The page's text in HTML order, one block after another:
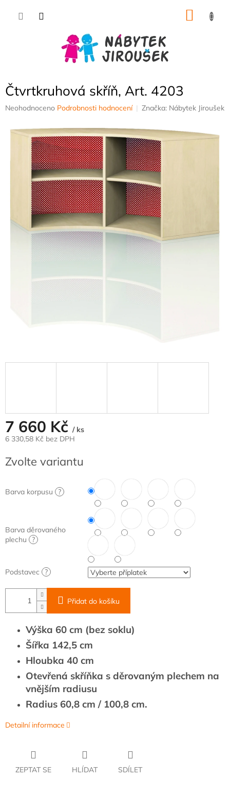
Čtvrtkruhová skříň, Art. 4203
Průměrné
produktu
hvězdiček.
Neohodnoceno Podrobnosti hodnocení Značka: Nábytek Jiroušek
7 660 Kč / ks
6 330,58 Kč bez DPH
cena:
Zvolte variantu
Barva korpusu ?
Barva děrovaného
plechu
?
Podstavec ?
Přidat do košíku
Výška 60 cm (bez soklu)
Šířka 142,5 cm
Hloubka 40 cm
Otevřená skříňka s děrovaným plechem na
vnějším radiusu
Radius 60,8 cm / 100,8 cm.
Detailní informace
ZEPTAT SE HLÍDAT SDÍLET